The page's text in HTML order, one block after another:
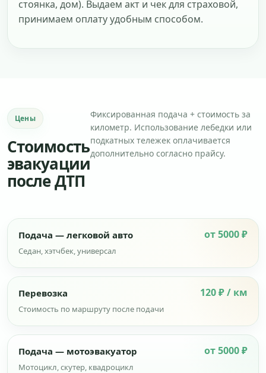
стоянка, дом). Выдаем акт и чек для страховой,
принимаем оплату удобным способом.
Цены
Стоимость
эвакуации
после ДТП
Фиксированная подача + стоимость за
километр. Использование лебедки или
подкатных тележек оплачивается
дополнительно согласно прайсу.
Подача — легковой авто от 5000 ₽
Седан, хэтчбек, универсал
Перевозка 120 ₽ / км
Стоимость по маршруту после подачи
Подача — мотоэвакуатор от 5000 ₽
Мотоцикл, скутер, квадроцикл